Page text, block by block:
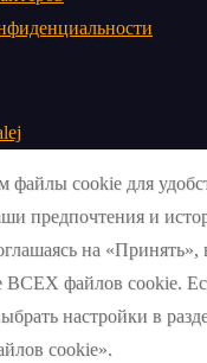
файлы cookie для
предпочтения и
на «Принять»,
ВСЕХ файлов cookie.
настройки в
cookie».